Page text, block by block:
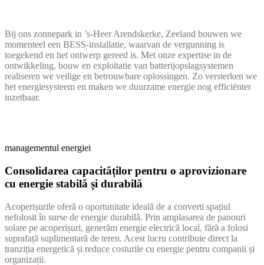
Bij ons zonnepark in ’s-Heer Arendskerke, Zeeland bouwen we
momenteel een BESS-installatie, waarvan de vergunning is
toegekend en het ontwerp gereed is. Met onze expertise in de
ontwikkeling, bouw en exploitatie van batterijopslagsystemen
realiseren we veilige en betrouwbare oplossingen. Zo versterken we
het energiesysteem en maken we duurzame energie nog efficiënter
inzetbaar.
managementul energiei
Consolidarea capacităților pentru o aprovizionare
cu energie stabilă și durabilă
Acoperișurile oferă o oportunitate ideală de a converti spațiul
nefolosit în surse de energie durabilă. Prin amplasarea de panouri
solare pe acoperișuri, generăm energie electrică local, fără a folosi
suprafață suplimentară de teren. Acest lucru contribuie direct la
tranziția energetică și reduce costurile cu energie pentru companii și
organizații.